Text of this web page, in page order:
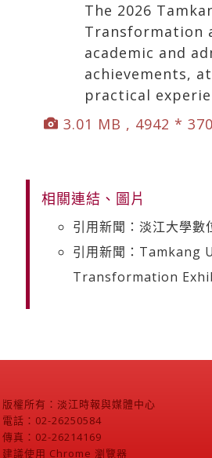
The 2026
Transformation
academic and
achievements,
practical
3.01 MB , 4942 *
相關連結、圖片
引用新聞：淡江大學數
引用新聞：
Transformation
版權所有：淡江時報與媒體中心
電話：02-26250584
傳真：02-26214169
建議使用 Chrome 瀏覽器